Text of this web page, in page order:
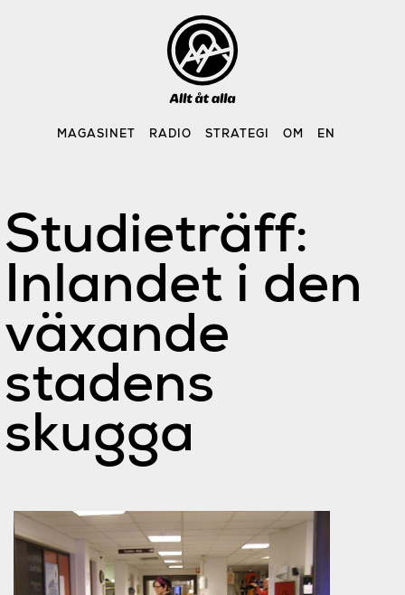
MAGASINET RADIO STRATEGI OM EN
Studieträff:
Inlandet i den
växande
stadens
skugga